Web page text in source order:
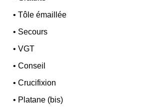
•Tôle émaillée
• Secours
•VGT
•Conseil
•Crucifixion
• Platane (bis)